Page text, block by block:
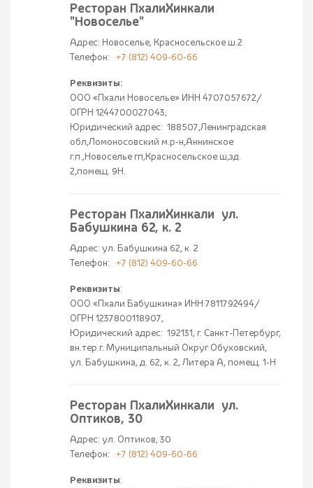
Ресторан ПхалиХинкали
"Новоселье"
Адрес: Новоселье, Красносельское ш.2
Телефон: +7 (812) 409-60-66
Реквизиты:
ООО «Пхали Новоселье» ИНН 4707057672/
ОГРН 1244700027043,
Юридический адрес: 188507,Ленинградская
обл,Ломоносовский м.р-н,Аннинское
г.п.,Новоселье гп,Красносельское ш,зд.
2,помещ. 9Н.
Ресторан ПхалиХинкали ул.
Бабушкина 62, к. 2
Адрес: ул. Бабушкина 62, к. 2
Телефон: +7 (812) 409-60-66
Реквизиты:
ООО «Пхали Бабушкина» ИНН 7811792494/
ОГРН 1237800118907,
Юридический адрес: 192131, г. Санкт-Петербург,
вн.тер.г. Муниципальный Округ Обуховский,
ул. Бабушкина, д. 62, к. 2, Литера А, помещ. 1-Н
Ресторан ПхалиХинкали ул.
Оптиков, 30
Адрес: ул. Оптиков, 30
Телефон: +7 (812) 409-60-66
Реквизиты: